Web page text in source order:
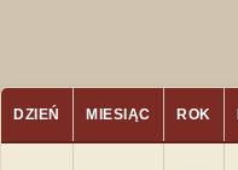
DZIEŃ MIESIĄC ROK